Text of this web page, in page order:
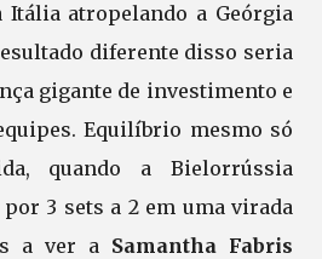
Itália atropelando a Geórgia
diferente disso seria
gigante de investimento e
Equilíbrio mesmo só
quando a Bielorrússia
3 sets a 2 em uma virada
a ver a Samantha Fabris